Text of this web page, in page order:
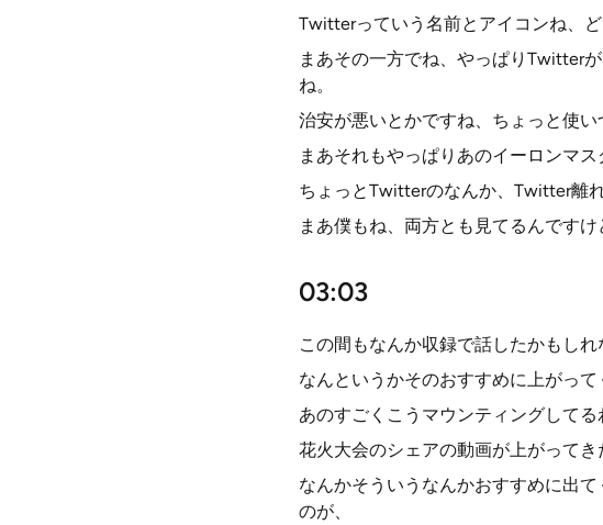
Twitterっていう名前とアイコンね、
まあその一方でね、やっぱりTwitter
ね。
治安が悪いとかですね、ちょっと使い
まあそれもやっぱりあのイーロンマ
ちょっとTwitterのなんか、Twitter離
まあ僕もね、両方とも見てるんです
03:03
この間もなんか収録で話したかもし
なんというかそのおすすめに上がっ
あのすごくこうマウンティングして
花火大会のシェアの動画が上がって
なんかそういうなんかおすすめに出
のが、